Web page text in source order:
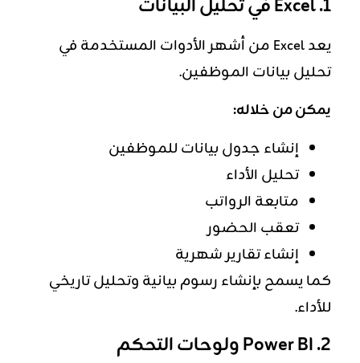
1. Excel في تحليل البيانات
يعد Excel من أشهر الأدوات المستخدمة في
تحليل بيانات الموظفين.
يمكن من خلاله:
إنشاء جدول بيانات للموظفين
تحليل الأداء
متابعة الرواتب
تعقب الحضور
إنشاء تقارير شهرية
كما يسمح بإنشاء رسوم بيانية وتحليل تاريخي
للأداء.
2. Power BI ولوحات التحكم